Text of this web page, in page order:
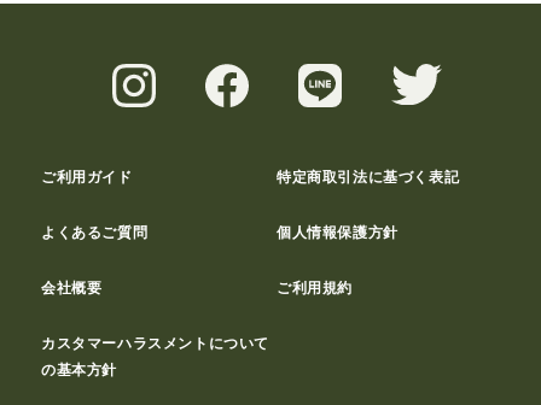
ご利用ガイド 特定商取引法に基づく表記
よくあるご質問 個人情報保護方針
会社概要 ご利用規約
カスタマーハラスメントについて
の基本方針